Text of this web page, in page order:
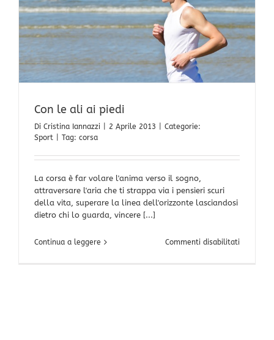
Con le ali ai piedi
Di Cristina Iannazzi 2 Aprile 2013
Categorie:
Sport
Tag: corsa
La corsa è far volare l'anima verso il sogno,
attraversare l'aria che ti strappa via i pensieri scuri
della vita, superare la linea dell'orizzonte lasciandosi
dietro chi lo guarda, vincere [...]
Continua a leggere Commenti disabilitatisu